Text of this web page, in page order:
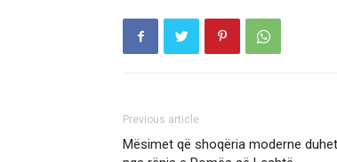
Previous article
Mësimet që shoqëria moderne